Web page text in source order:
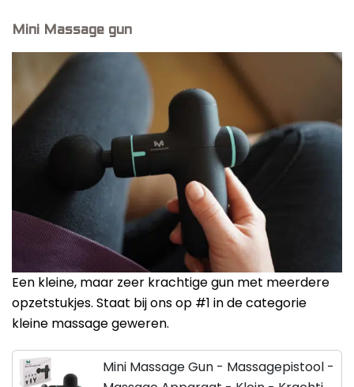
Mini Massage gun
Een kleine, maar zeer krachtige gun met meerdere
opzetstukjes. Staat bij ons op #1 in de categorie
kleine massage geweren.
Mini Massage Gun - Massagepistool -